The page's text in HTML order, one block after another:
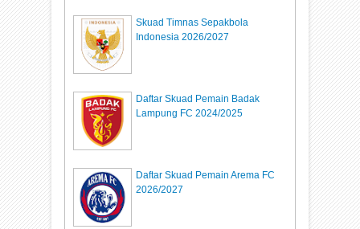
Skuad Timnas Sepakbola
Indonesia 2026/2027
Daftar Skuad Pemain Badak
Lampung FC 2024/2025
Daftar Skuad Pemain Arema FC
2026/2027